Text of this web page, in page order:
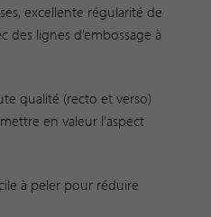
excellente régularité de
des lignes d’embossage à
qualité (recto et verso)
en valeur l’aspect
à peler pour réduire